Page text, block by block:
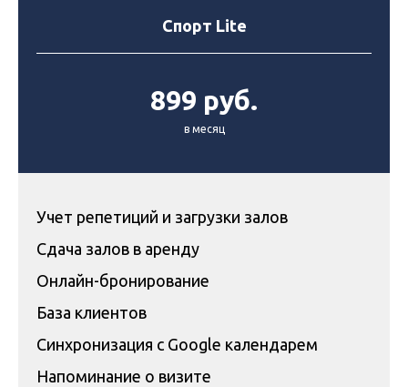
Спорт Lite
899 руб.
в месяц
Учет репетиций и загрузки залов
Сдача залов в аренду
Онлайн-бронирование
База клиентов
Синхронизация с Google календарем
Напоминание о визите